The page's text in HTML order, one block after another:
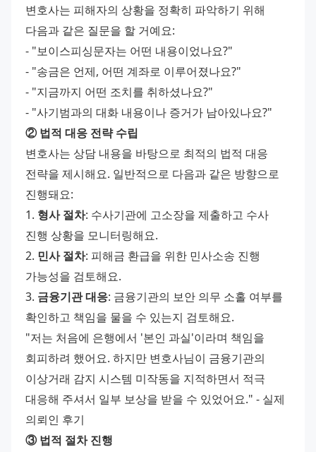
변호사는 피해자의 상황을 정확히 파악하기 위해
다음과 같은 질문을 할 거예요:
- "보이스피싱문자는 어떤 내용이었나요?"
- "송금은 언제, 어떤 계좌로 이루어졌나요?"
- "지금까지 어떤 조치를 취하셨나요?"
- "사기범과의 대화 내용이나 증거가 남아있나요?"
② 법적 대응 전략 수립
변호사는 상담 내용을 바탕으로 최적의 법적 대응
전략을 제시해요. 일반적으로 다음과 같은 방향으로
진행돼요:
1. 형사 절차: 수사기관에 고소장을 제출하고 수사
진행 상황을 모니터링해요.
2. 민사 절차: 피해금 환급을 위한 민사소송 진행
가능성을 검토해요.
3. 금융기관 대응: 금융기관의 보안 의무 소홀 여부를
확인하고 책임을 물을 수 있는지 검토해요.
"저는 처음에 은행에서 '본인 과실'이라며 책임을
회피하려 했어요. 하지만 변호사님이 금융기관의
이상거래 감지 시스템 미작동을 지적하면서 적극
대응해 주셔서 일부 보상을 받을 수 있었어요." - 실제
의뢰인 후기
③ 법적 절차 진행